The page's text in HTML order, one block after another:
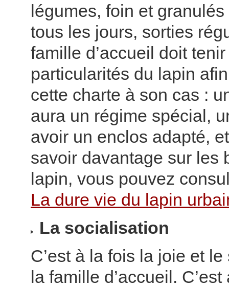
légumes, foin et
tous les jours, sorties
famille d’accueil doit
particularités du lapin
cette charte à son cas :
aura un régime spécial,
avoir un enclos adapté,
savoir davantage sur les
lapin, vous pouvez
La dure vie du lapin
La socialisation
C’est à la fois la joie et
la famille d’accueil.